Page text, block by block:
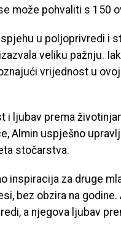
može pohvaliti s 150
u poljoprivredi i
veliku pažnju.
vrijednost u
i ljubav prema
Almin uspješno
stočarstva.
inspiracija za druge
bez obzira na
a njegova ljubav